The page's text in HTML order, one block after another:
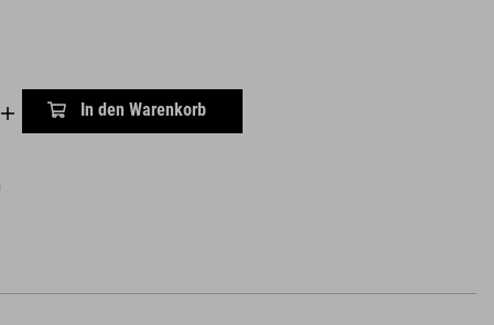
In den Warenkorb